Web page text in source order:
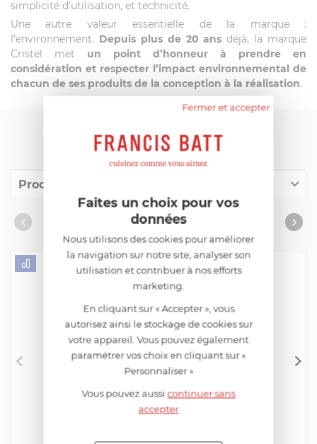
simplicité d’utilisation, et technicité.
Une autre valeur essentielle de la marque :
l’environnement. Depuis plus de 20 ansdéjà, la marque
Cristel met un point d’honneur à prendre en
considération et respecter l’impact environnemental de
chacun de ses produits de la conception à la réalisation.
FRANCIS BATT RECOMMANDE
Produits conseillés
Consommables complémentaires
Livres de cuisine
PRODUITS CONSEILLÉS
Éplucheur Economique
EN STOCK - ENVOI SOUS 24/48H
Fermer et accepter
Faites un choix pour vos
données
Nous utilisons des cookies pour améliorer
la navigation sur notre site, analyser son
utilisation et contribuer à nos efforts
marketing.
En cliquant sur « Accepter », vous
autorisez ainsi le stockage de cookies sur
votre appareil. Vous pouvez également
paramétrer vos choix en cliquant sur «
Personnaliser »
Vous pouvez aussicontinuer sans
accepter